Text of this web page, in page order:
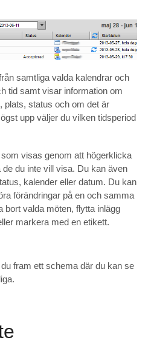
samtliga valda kalendrar och
tid samt visar information om
plats, status och om det är
upp väljer du vilken tidsperiod
visas genom att högerklicka
du inte vill visa. Du kan även
kalender eller datum. Du kan
förändringar på en och samma
bort valda möten, flytta inlägg
markera med en etikett.
fram ett schema där du kan se